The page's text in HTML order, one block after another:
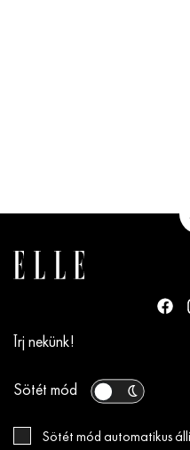
Írj nekünk!
Sötét mód
Sötét mód automatikus